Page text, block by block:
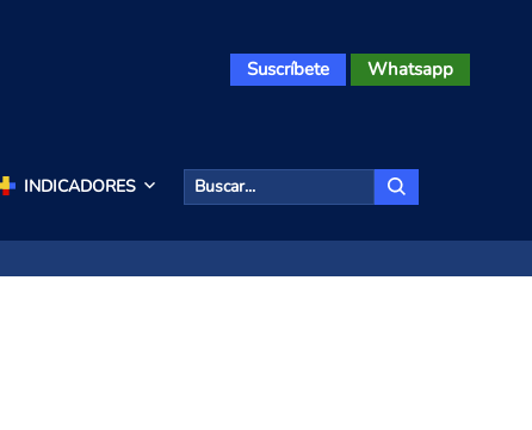
Suscríbete Whatsapp
INDICADORES